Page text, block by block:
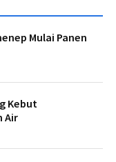
Mulai Panen
Kebut
Air